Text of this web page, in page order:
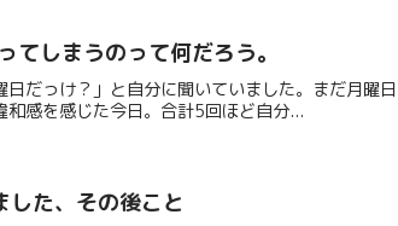
しまうのって何だろう。
だっけ？」と自分に聞いていました。まだ月曜日
感を感じた今日。合計5回ほど自分...
た、その後こと